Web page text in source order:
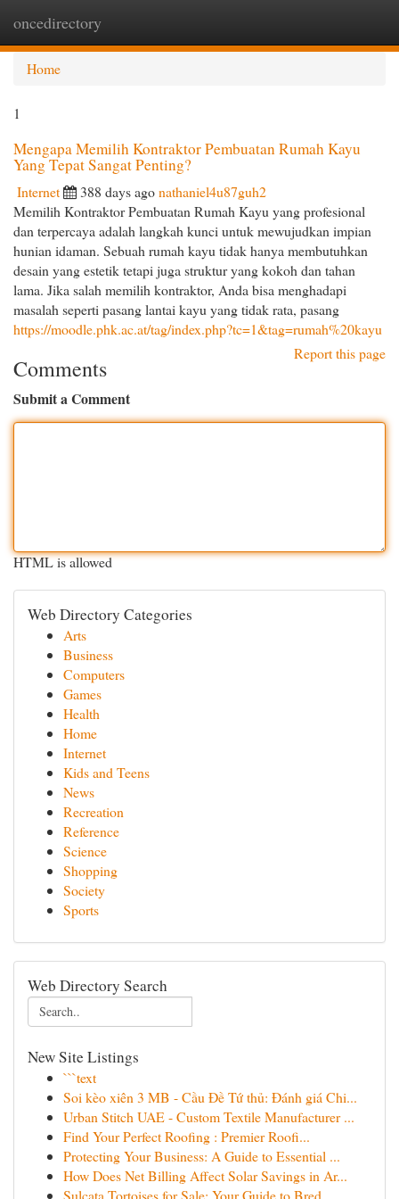
oncedirectory
Home
1
Mengapa Memilih Kontraktor Pembuatan Rumah Kayu
Yang Tepat Sangat Penting?
Internet 388 days agonathaniel4u87guh2
Memilih Kontraktor Pembuatan Rumah Kayu yang profesional
dan terpercaya adalah langkah kunci untuk mewujudkan impian
hunian idaman. Sebuah rumah kayu tidak hanya membutuhkan
desain yang estetik tetapi juga struktur yang kokoh dan tahan
lama. Jika salah memilih kontraktor, Anda bisa menghadapi
masalah seperti pasang lantai kayu yang tidak rata, pasang
https://moodle.phk.ac.at/tag/index.php?tc=1&tag=rumah%20kayu
Report this page
Comments
Submit a Comment
HTML is allowed
Web Directory Categories
Arts
Business
Computers
Games
Health
Home
Internet
Kids and Teens
News
Recreation
Reference
Science
Shopping
Society
Sports
Web Directory Search
New Site Listings
```text
Soi kèo xiên 3 MB - Cầu Đề Tứ thủ: Đánh giá Chi...
Urban Stitch UAE - Custom Textile Manufacturer ...
Find Your Perfect Roofing : Premier Roofi...
Protecting Your Business: A Guide to Essential ...
How Does Net Billing Affect Solar Savings in Ar...
Sulcata Tortoises for Sale: Your Guide to Bred ...